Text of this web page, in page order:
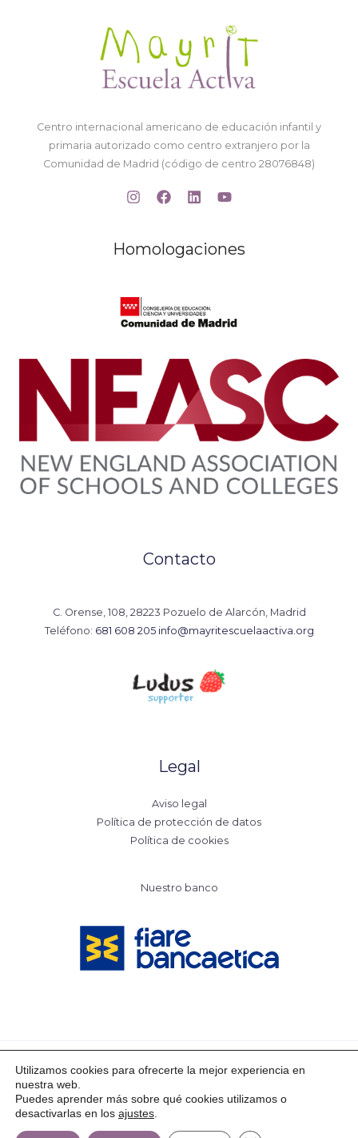
Centro internacional americano de educación infantil y
primaria autorizado como centro extranjero por la
Comunidad de Madrid (código de centro 28076848)
Homologaciones
Contacto
C. Orense, 108, 28223 Pozuelo de Alarcón, Madrid
Teléfono: 681 608 205 info@mayritescuelaactiva.org
Legal
Aviso legal
Política de protección de datos
Política de cookies
Nuestro banco
Powered by Mayrit Escuela Activa
Utilizamos cookies para ofrecerte la mejor experiencia en
nuestra web.
Puedes aprender más sobre qué cookies utilizamos o
desactivarlas en los ajustes